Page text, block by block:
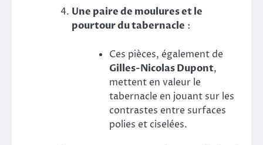
Une paire de moulures et le
pourtour du tabernacle :
Ces pièces, également de
Gilles-Nicolas Dupont,
mettent en valeur le
tabernacle en jouant sur les
contrastes entre surfaces
polies et ciselées.